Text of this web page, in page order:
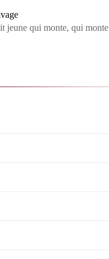
jeune qui monte, qui monte